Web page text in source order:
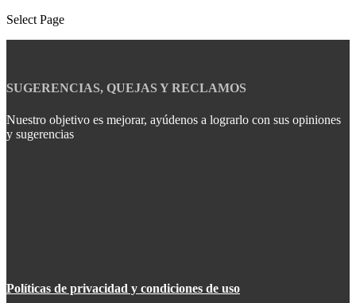
Select Page
SUGERENCIAS, QUEJAS Y RECLAMOS
Nuestro objetivo es mejorar, ayúdenos a lograrlo con sus opiniones
y sugerencias
Políticas de privacidad y condiciones de uso